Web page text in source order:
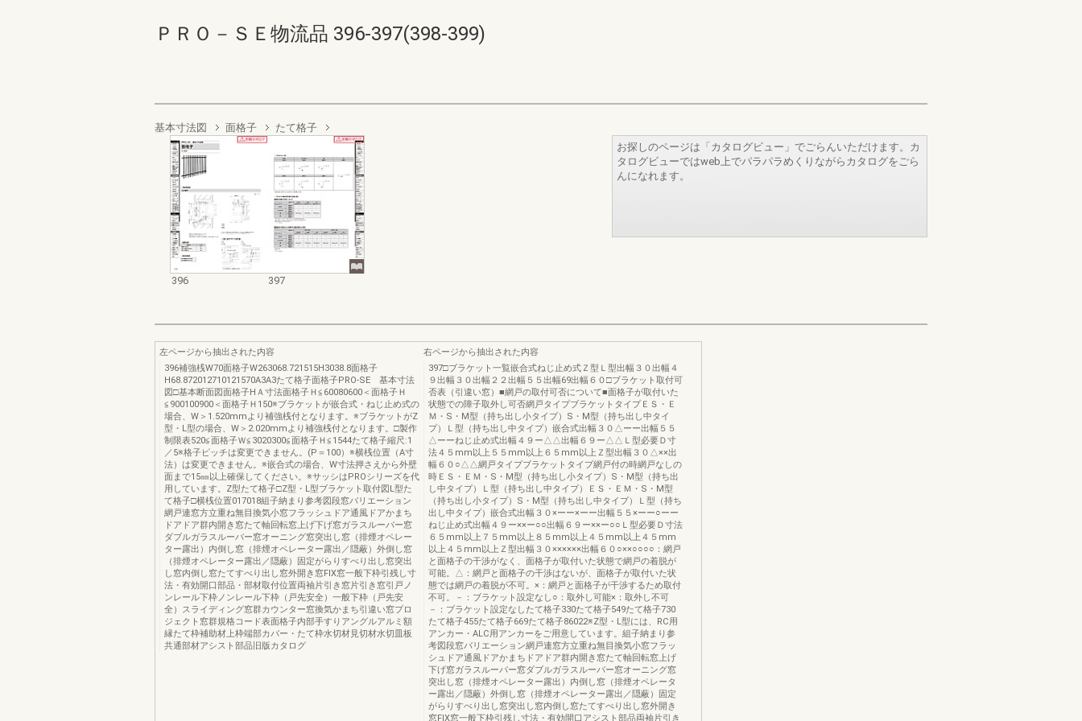
ＰＲＯ－ＳＥ物流品 396-397(398-399)
基本寸法図 面格子 たて格子
396 397
お探しのページは「カタログビュー」でごらんいただけます。カ
タログビューではweb上でパラパラめくりながらカタログをごら
んになれます。
左ページから抽出された内容
396補強桟W70面格子W263068.721515H3038.8面格子
H68.872012710121570A3A3たて格子面格子PRO-SE 基本寸法
図□基本断面図面格子HＡ寸法面格子Ｈ≦60080600＜面格子Ｈ
≦900100900＜面格子Ｈ150※ブラケットが嵌合式・ねじ止め式の
場合、W＞1.520mmより補強桟付となります。※ブラケットがZ
型・L型の場合、W＞2.020mmより補強桟付となります。□製作
制限表520≦面格子Ｗ≦3020300≦面格子Ｈ≦1544たて格子縮尺:1
／5※格子ピッチは変更できません。(P＝100）※横桟位置（A寸
法）は変更できません。※嵌合式の場合、W寸法押さえから外壁
面まで15㎜以上確保してください。※サッシはPROシリーズを代
用しています。Z型たて格子□Z型・L型ブラケット取付図L型た
て格子□横桟位置017018組子納まり参考図段窓バリエーション
網戸連窓方立重ね無目換気小窓フラッシュドア通風ドアかまち
ドアドア群内開き窓たて軸回転窓上げ下げ窓ガラスルーバー窓
ダブルガラスルーバー窓オーニング窓突出し窓（排煙オペレー
ター露出）内倒し窓（排煙オペレーター露出／隠蔽）外倒し窓
（排煙オペレーター露出／隠蔽）固定がらりすべり出し窓突出
し窓内倒し窓たてすべり出し窓外開き窓FIX窓一般下枠引残し寸
法・有効開口部品・部材取付位置両袖片引き窓片引き窓引戸ノ
ンレール下枠ノンレール下枠（戸先安全）一般下枠（戸先安
全）スライディング窓群カウンター窓換気かまち引違い窓プロ
ジェクト窓群規格コード表面格子内部手すりアングルアルミ額
縁たて枠補助材上枠端部カバー・たて枠水切材見切材水切皿板
共通部材アシスト部品旧版カタログ
右ページから抽出された内容
397□ブラケット一覧嵌合式ねじ止め式Ｚ型Ｌ型出幅３０出幅４
９出幅３０出幅２２出幅５５出幅69出幅６０□ブラケット取付可
否表（引違い窓）■網戸の取付可否について■面格子が取付いた
状態での障子取外し可否網戸タイプブラケットタイプＥＳ・Ｅ
Ｍ・S・M型（持ち出し小タイプ）S・M型（持ち出し中タイ
プ）Ｌ型（持ち出し中タイプ）嵌合式出幅３０△ーー出幅５５
△ーーねじ止め式出幅４９ー△△出幅６９ー△△Ｌ型必要Ｄ寸
法４５mm以上５５mm以上６５mm以上Ｚ型出幅３０△××出
幅６０○△△網戸タイプブラケットタイプ網戸付の時網戸なしの
時ＥＳ・ＥＭ・S・M型（持ち出し小タイプ）S・M型（持ち出
し中タイプ）Ｌ型（持ち出し中タイプ）ＥＳ・ＥＭ・S・M型
（持ち出し小タイプ）S・M型（持ち出し中タイプ）Ｌ型（持ち
出し中タイプ）嵌合式出幅３０×ーー×ーー出幅５５×ーー○ーー
ねじ止め式出幅４９ー××ー○○出幅６９ー××ー○○Ｌ型必要Ｄ寸法
６５mm以上７５mm以上８５mm以上４５mm以上４５mm
以上４５mm以上Ｚ型出幅３０××××××出幅６０○××○○○○：網戸
と面格子の干渉がなく、面格子が取付いた状態で網戸の着脱が
可能。△：網戸と面格子の干渉はないが、面格子が取付いた状
態では網戸の着脱が不可。×：網戸と面格子が干渉するため取付
不可。－：ブラケット設定なし○：取外し可能×：取外し不可
－：ブラケット設定なしたて格子330たて格子549たて格子730
たて格子455たて格子669たて格子86022※Z型・L型には、RC用
アンカー・ALC用アンカーをご用意しています。組子納まり参
考図段窓バリエーション網戸連窓方立重ね無目換気小窓フラッ
シュドア通風ドアかまちドアドア群内開き窓たて軸回転窓上げ
下げ窓ガラスルーバー窓ダブルガラスルーバー窓オーニング窓
突出し窓（排煙オペレーター露出）内倒し窓（排煙オペレータ
ー露出／隠蔽）外倒し窓（排煙オペレーター露出／隠蔽）固定
がらりすべり出し窓突出し窓内倒し窓たてすべり出し窓外開き
窓FIX窓一般下枠引残し寸法・有効開口アシスト部品両袖片引き